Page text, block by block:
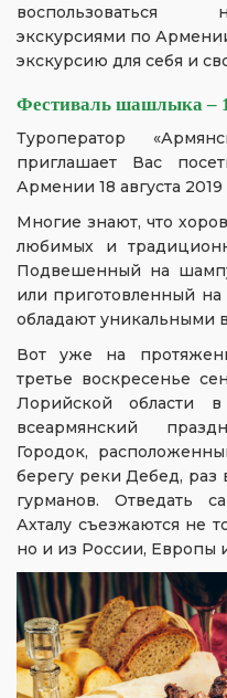
экскурсиями по
экскурсию для себя и
Фестиваль шашлыка –
Туроператор
приглашает Вас
Армении 18 августа 2019
Многие знают, что
любимых и
Подвешенный на
или приготовленный
обладают уникальными
Вот уже на
третье воскресенье
Лорийской области
всеармянский
Городок,
берегу реки Дебед, раз
гурманов. Отведать
Ахталу съезжаются не
но и из России, Европы